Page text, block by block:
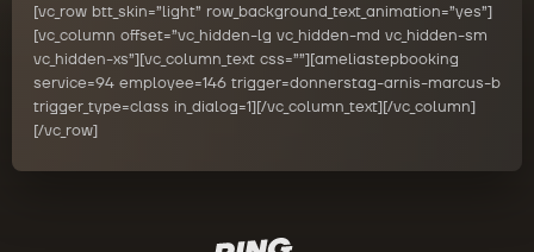
[vc_row btt_skin=”light” row_background_text_animation=”yes”]
[vc_column offset=”vc_hidden-lg vc_hidden-md vc_hidden-sm
vc_hidden-xs”][vc_column_text css=””][ameliastepbooking
service=94 employee=146 trigger=donnerstag-arnis-marcus-b
trigger_type=class in_dialog=1][/vc_column_text][/vc_column]
[/vc_row]